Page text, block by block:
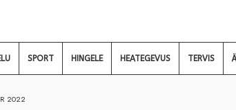
SPORT HINGELE HEATEGEVUS TERVIS
2022